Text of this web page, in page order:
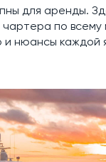
для аренды.
по
нюансы